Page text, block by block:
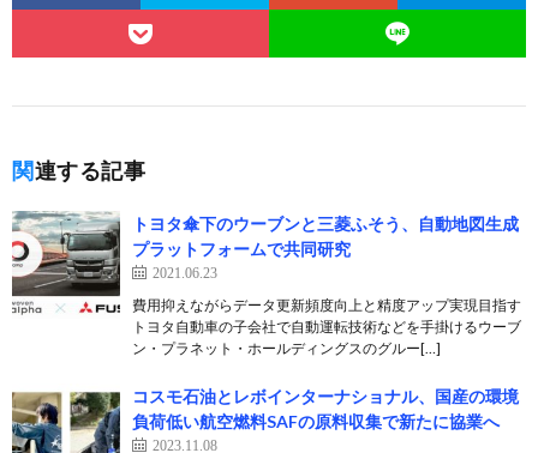
関連する記事
トヨタ傘下のウーブンと三菱ふそう、自動地図生成
プラットフォームで共同研究
2021.06.23
費用抑えながらデータ更新頻度向上と精度アップ実現目指す
トヨタ自動車の子会社で自動運転技術などを手掛けるウーブ
ン・プラネット・ホールディングスのグルー[…]
コスモ石油とレボインターナショナル、国産の環境
負荷低い航空燃料SAFの原料収集で新たに協業へ
2023.11.08